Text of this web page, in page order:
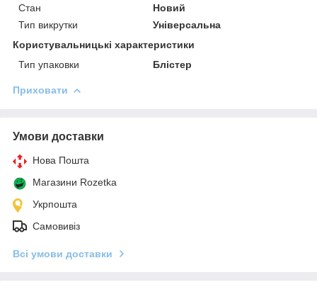
Стан
Новий
Тип викрутки
Універсальна
Користувальницькі характеристики
Тип упаковки
Блістер
Приховати
Умови доставки
Нова Пошта
Магазини Rozetka
Укрпошта
Самовивіз
Всі умови доставки